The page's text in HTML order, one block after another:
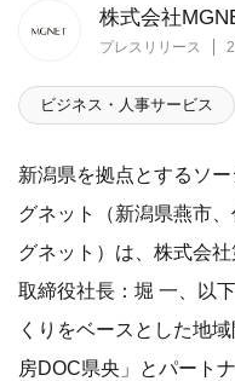
株式会社
プレスリリース
ビジネス・人事サービス
新潟県を拠点とするソ
グネット（新潟県燕市
グネット）は、株式会
取締役社長：堀 一、以
くりをベースとした地
房DOC県央」とパート